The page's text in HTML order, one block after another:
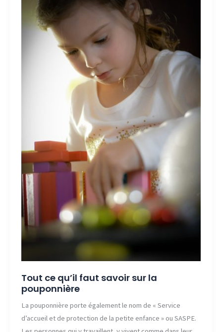
avantages
Tout ce qu’il faut savoir sur la
pouponnière
La pouponnière porte également le nom de « Service
d’accueil et de protection de la petite enfance » ou SASPE.